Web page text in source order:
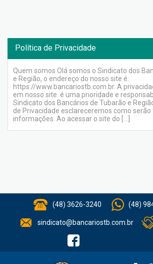
Política de Privacidade
Quem somos Olá somos o Sindicato dos
e Região, o endereço do nosso site é:
https://www.bancariostb.com.br. A
em nosso site é uma prioridade e
Sindicato dos Bancários de Tubarão e
de Privacidade esclareceremos como
informações. Ao acessar o site do […]
(48) 3626-3240 (48)
sindicato@bancariostb.com.br